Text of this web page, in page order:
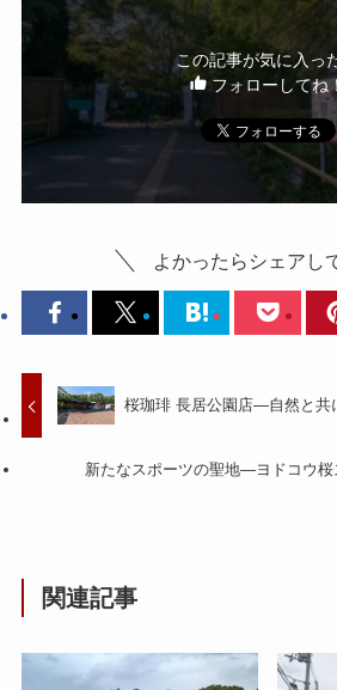
この記事が気に入っ
フォローしてね！
よかったらシェアし
桜珈琲 長居公園店—自然と共
新たなスポーツの聖地—ヨドコウ桜
関連記事